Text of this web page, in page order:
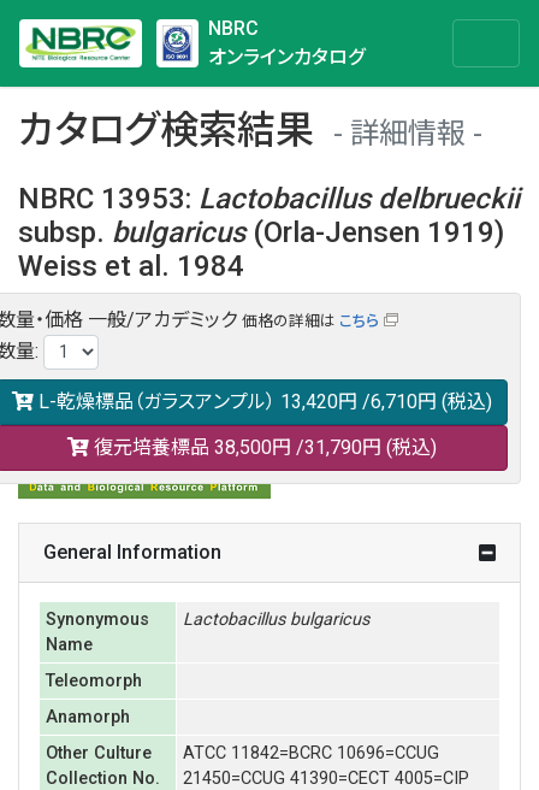
NBRC
オンラインカタログ
カタログ検索結果
詳細情報
NBRC 13953: Lactobacillus delbrueckii
subsp. bulgaricus(Orla-Jensen 1919)
Weiss et al. 1984
NBRC 13953の情報や関連データは以下のバナー(DBRP)か
らご覧ください。
日本語での検索も可能です。
量・価格 一般/アカデミック 価格の詳細は こちら
量:
L-乾燥標品（ガラスアンプル） 13,420円 /6,710円 (税込)
復元培養標品 38,500円 /31,790円 (税込)
General Information
Synonymous
Name
Lactobacillus bulgaricus
Teleomorph
Anamorph
Other Culture
Collection No.
ATCC 11842=BCRC 10696=CCUG
21450=CCUG 41390=CECT 4005=CIP